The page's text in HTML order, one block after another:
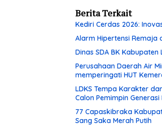
Berita Terkait
Kediri Cerdas 2026:
Alarm Hipertensi Remaja
Dinas SDA BK
Perusahaan Daerah Air
memperingati HUT
LDKS Tempa Karakter
Calon Pemimpin Generasi
77 Capaskibraka
Sang Saka Merah Putih